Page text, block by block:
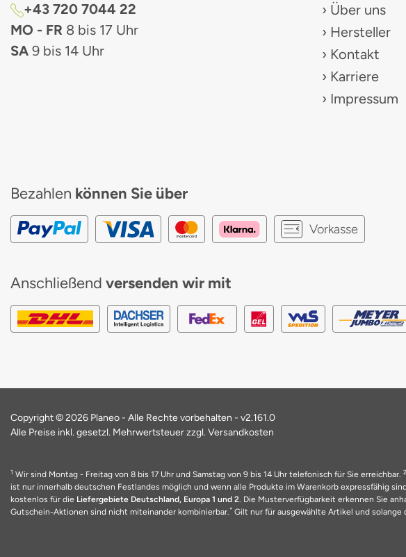
+43 720 7044 22
MO - FR 8 bis 17 Uhr
SA 9 bis 14 Uhr
Über uns
Hersteller
Kontakt
Karriere
Impressum
Bezahlen können Sie über
Vorkasse
Anschließend versenden wir mit
Copyright © 2026 Planeo - Alle Rechte vorbehalten - v2.161.0
Alle Preise inkl. gesetzl. Mehrwertsteuer zzgl. Versandkosten
1 Wir sind Montag - Freitag von 8 bis 17 Uhr und Samstag von 9 bis 14 Uhr telefonisch für Sie erreichbar. 2
ist nur innerhalb deutschen Festlandes möglich und wenn alle Produkte im Warenkorb expressfähig
kostenlos für die Liefergebiete Deutschland, Europa 1 und 2. Die Musterverfügbarkeit erkennen Sie
Gutschein-Aktionen sind nicht miteinander kombinierbar.* Gilt nur für ausgewählte Artikel und solange